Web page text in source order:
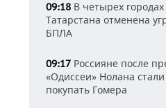
09:18 В четырех городах
Татарстана отменена
БПЛА
09:17 Россияне после
«Одиссеи» Нолана
покупать Гомера